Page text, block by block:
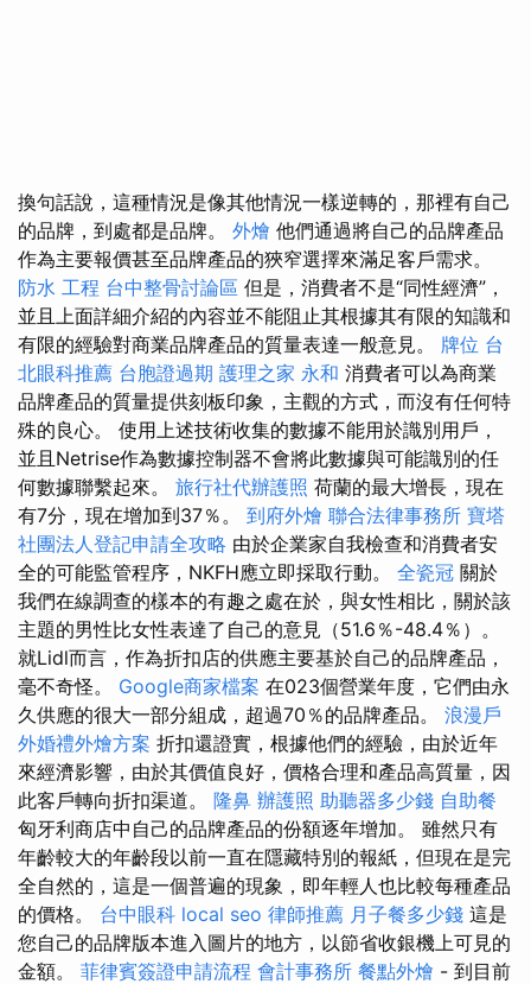
換句話說，這種情況是像其他情況一樣逆轉的，那裡有自己
的品牌，到處都是品牌。 外燴 他們通過將自己的品牌產品
作為主要報價甚至品牌產品的狹窄選擇來滿足客戶需求。
防水 工程 台中整骨討論區 但是，消費者不是“同性經濟”，
並且上面詳細介紹的內容並不能阻止其根據其有限的知識和
有限的經驗對商業品牌產品的質量表達一般意見。 牌位 台
北眼科推薦 台胞證過期 護理之家 永和 消費者可以為商業
品牌產品的質量提供刻板印象，主觀的方式，而沒有任何特
殊的良心。 使用上述技術收集的數據不能用於識別用戶，
並且Netrise作為數據控制器不會將此數據與可能識別的任
何數據聯繫起來。 旅行社代辦護照 荷蘭的最大增長，現在
有7分，現在增加到37％。 到府外燴 聯合法律事務所 寶塔
社團法人登記申請全攻略 由於企業家自我檢查和消費者安
全的可能監管程序，NKFH應立即採取行動。 全瓷冠 關於
我們在線調查的樣本的有趣之處在於，與女性相比，關於該
主題的男性比女性表達了自己的意見（51.6％-48.4％）。
就Lidl而言，作為折扣店的供應主要基於自己的品牌產品，
毫不奇怪。 Google商家檔案 在023個營業年度，它們由永
久供應的很大一部分組成，超過70％的品牌產品。 浪漫戶
外婚禮外燴方案 折扣還證實，根據他們的經驗，由於近年
來經濟影響，由於其價值良好，價格合理和產品高質量，因
此客戶轉向折扣渠道。 隆鼻 辦護照 助聽器多少錢 自助餐
匈牙利商店中自己的品牌產品的份額逐年增加。 雖然只有
年齡較大的年齡段以前一直在隱藏特別的報紙，但現在是完
全自然的，這是一個普遍的現象，即年輕人也比較每種產品
的價格。 台中眼科 local seo 律師推薦 月子餐多少錢 這是
您自己的品牌版本進入圖片的地方，以節省收銀機上可見的
金額。 菲律賓簽證申請流程 會計事務所 餐點外燴 - 到目前